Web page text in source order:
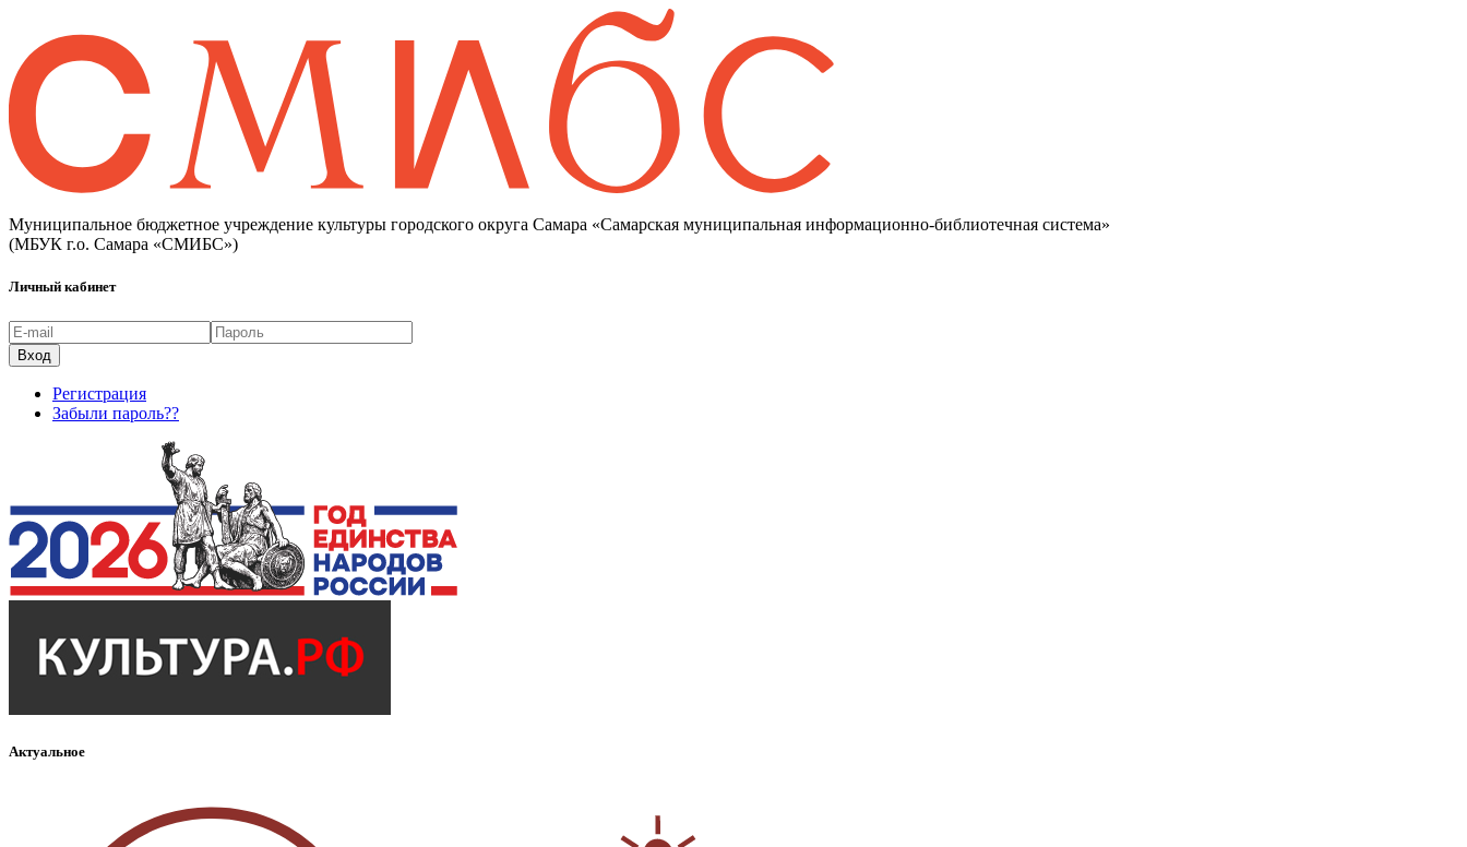
Муниципальное бюджетное учреждение культуры городского округа Самара «Самарская муниципальная информационно-библиотечная система»
(МБУК г.о. Самара «СМИБС»)
Личный кабинет
Регистрация
Забыли пароль??
Актуальное